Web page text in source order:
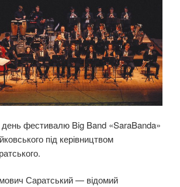
фестивалю Big Band «SaraBanda»
під керівництвом
Саратський — відомий